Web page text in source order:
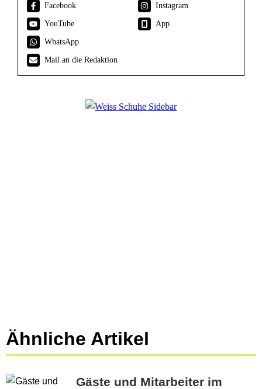
Facebook
Instagram
YouTube
App
WhatsApp
Mail an die Redaktion
Ähnliche Artikel
Gäste und Mitarbeiter im